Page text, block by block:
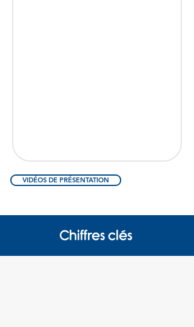
VIDÉOS DE PRÉSENTATION
Chiffres clés